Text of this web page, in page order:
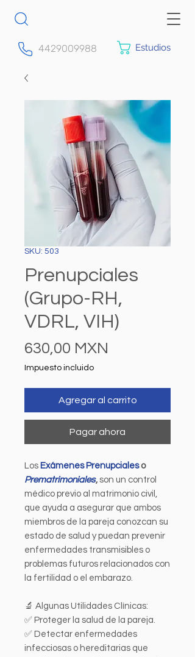
4429009988 Estudios
SKU: 503
Prenupciales
(Grupo-RH,
VDRL, VIH)
630,00 MXN
Impuesto incluido
Agregar al carrito
Pagar ahora
Los Exámenes Prenupcialeso
Prematrimoniales, son un control
médico previo al matrimonio civil,
que ayuda a asegurar que ambos
miembros de la pareja conozcan su
estado de salud y puedan prevenir
enfermedades transmisibles o
problemas futuros relacionados con
la fertilidad o el embarazo.
🔬 Algunas Utilidades Clínicas:
✅ Proteger la salud de la pareja.
✅ Detectar enfermedades
infecciosas o hereditarias que